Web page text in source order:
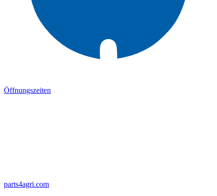
Öffnungszeiten
parts4agri.com